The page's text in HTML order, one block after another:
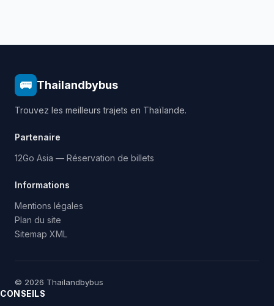
🚌 Thailandbybus
Trouvez les meilleurs trajets en Thaïlande.
Partenaire
12Go Asia — Réservation de billets
Informations
Mentions légales
Plan du site
Sitemap XML
© 2026 Thailandbybus
CONSEILS